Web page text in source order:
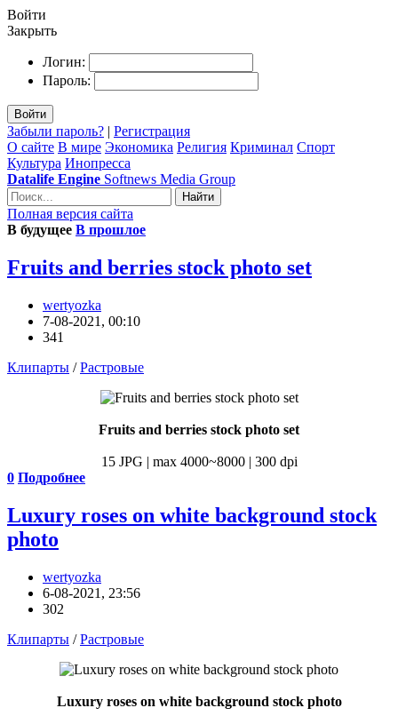
Войти
Закрыть
Логин:
Пароль:
Войти
Забыли пароль? | Регистрация
О сайте В мире Экономика Религия Криминал Спорт
Культура Инопресса
Datalife Engine Softnews Media Group
Найти
Полная версия сайта
В будущее В прошлое
Fruits and berries stock photo set
wertyozka
7-08-2021, 00:10
341
Клипарты /Растровые
Fruits and berries stock photo set
15 JPG | max 4000~8000 | 300 dpi
0 Подробнее
Luxury roses on white background stock
photo
wertyozka
6-08-2021, 23:56
302
Клипарты /Растровые
Luxury roses on white background stock photo